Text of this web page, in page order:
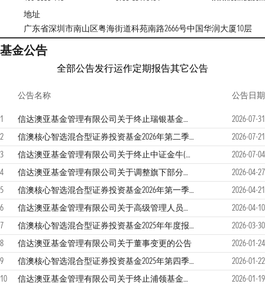
地址
广东省深圳市南山区粤海街道科苑南路2666号中国华润大厦10层
基金公告
全部公告发行运作定期报告其它公告
公告名称 公告日期
1 信达澳亚基金管理有限公司关于终止瑞银基金销售（深圳）有限公司办理本公司旗下基金相关销售业务的公告
2026-07-31
2
信澳核心智选混合型证券投资基金2026年第二季度报告
2026-07-21
3
信达澳亚基金管理有限公司关于终止中证金牛(北京)基金销售有限公司办理本公司旗下基金相关销售业务的公告
2026-07-04
4
信达澳亚基金管理有限公司关于调整旗下部分基金风险等级的公告
2026-04-27
5
信澳核心智选混合型证券投资基金2026年第一季度报告
2026-04-21
6
信达澳亚基金管理有限公司关于高级管理人员变更的公告
2026-04-10
7
信澳核心智选混合型证券投资基金2025年年度报告
2026-03-30
8
信达澳亚基金管理有限公司关于董事变更的公告
2026-01-24
9
信澳核心智选混合型证券投资基金2025年第四季度报告
2026-01-22
10
信达澳亚基金管理有限公司关于终止浦领基金销售有限公司办理本公司旗下基金相关销售业务的公告 2026-01-19